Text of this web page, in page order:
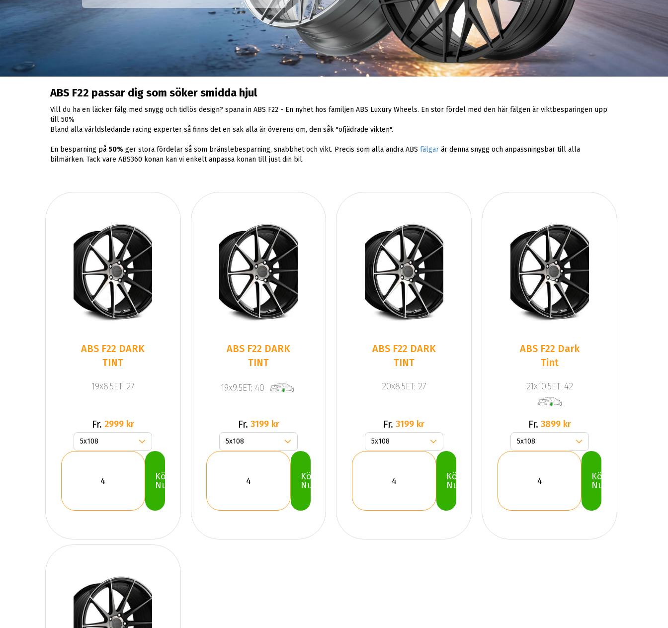
ABS F22 passar dig som söker smidda hjul
Vill du ha en läcker fälg med snygg och tidlös design? spana in ABS F22 - En nyhet hos familjen ABS Luxury Wheels. En stor fördel med den här fälgen är viktbesparingen upp
till 50%
Bland alla världsledande racing experter så finns det en sak alla är överens om, den såk "ofjädrade vikten".
En besparning på 50% ger stora fördelar så som bränslebesparning, snabbhet och vikt. Precis som alla andra ABS fälgarär denna snygg och anpassningsbar till alla
bilmärken. Tack vare ABS360 konan kan vi enkelt anpassa konan till just din bil.
ABS F22 DARK
TINT
19x8.5ET: 27
Fr. 2999 kr
Köp
Nu
ABS F22 DARK
TINT
19x9.5ET: 40
Fr. 3199 kr
Köp
Nu
ABS F22 DARK
TINT
20x8.5ET: 27
Fr. 3199 kr
Köp
Nu
ABS F22 Dark
Tint
21x10.5ET: 42
Fr. 3899 kr
Köp
Nu